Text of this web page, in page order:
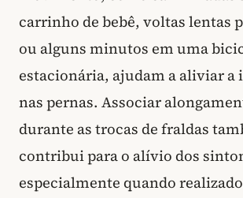
carrinho de bebê, voltas lentas
ou alguns minutos em uma
estacionária, ajudam a aliviar a
nas pernas. Associar
durante as trocas de fraldas
contribui para o alívio dos
especialmente quando